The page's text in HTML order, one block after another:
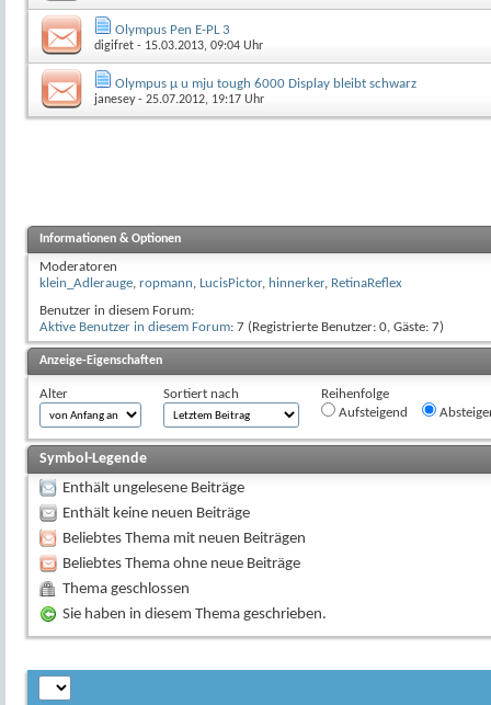
Olympus Pen E-PL 3
digifret - 15.03.2013, 09:04 Uhr
Olympus µ u mju tough 6000 Display bleibt schwarz
janesey- 25.07.2012, 19:17 Uhr
Informationen & Optionen
Moderatoren
klein_Adlerauge, ropmann, LucisPictor, hinnerker, RetinaReflex
Benutzer in diesem Forum:
Aktive Benutzer in diesem Forum: 7 (Registrierte Benutzer: 0, Gäste: 7)
Anzeige-Eigenschaften
Alter Sortiert nach
Reihenfolge
Aufsteigend
Symbol-Legende
Enthält ungelesene Beiträge
Enthält keine neuen Beiträge
Beliebtes Thema mit neuen Beiträgen
Beliebtes Thema ohne neue Beiträge
Thema geschlossen
Sie haben in diesem Thema geschrieben.